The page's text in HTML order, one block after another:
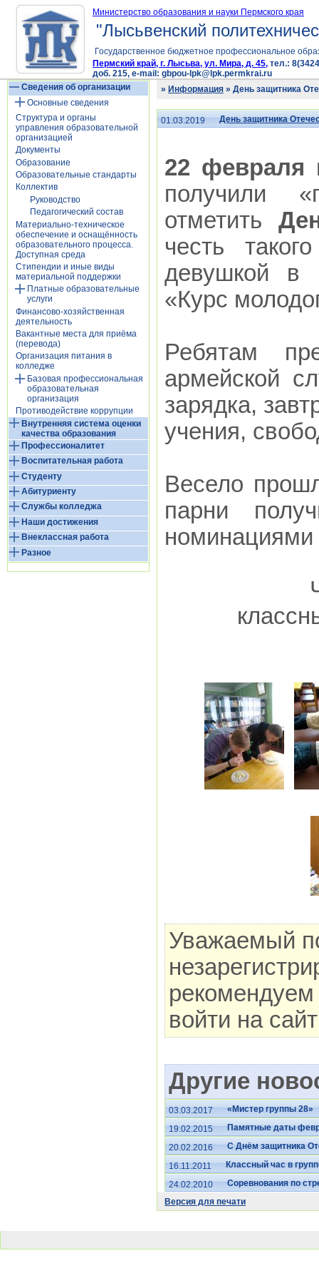
Министерство образования и науки Пермского края
"Лысьвенский
Государственное бюджетное профессиональное
Пермский край, г. Лысьва, ул. Мира, д. 45, тел.:
доб. 215, e-mail: gbpou-lpk@lpk.permkrai.ru
Сведения об организации
Основные сведения
Структура и органы
управления образовательной
организацией
Документы
Образование
Образовательные стандарты
Коллектив
Руководство
Педагогический состав
Материально-техническое
обеспечение и оснащённость
образовательного процесса.
Доступная среда
Стипендии и иные виды
материальной поддержки
Платные образовательные
услуги
Финансово-хозяйственная
деятельность
Вакантные места для приёма
(перевода)
Организация питания в
колледже
Базовая профессиональная
образовательная
организация
Противодействие коррупции
Внутренняя система оценки
качества образования
Профессионалитет
Воспитательная работа
Студенту
Абитуриенту
Службы колледжа
Наши достижения
Внеклассная работа
Разное
» Информация » День защитника
01.03.2019 День защитника
22 февраля
получили
отметить
честь
девушкой в
«Курс
Ребятам
армейской
зарядка,
учения,
Весело
парни
номинациями
Уважаемый
рекомендуем
войти на
Другие
03.03.2017
«Мистер группы 28»
19.02.2015
Памятные даты
20.02.2016
С Днём защитника
16.11.2011
Классный час в
24.02.2010
Соревнования по
Версия для печати